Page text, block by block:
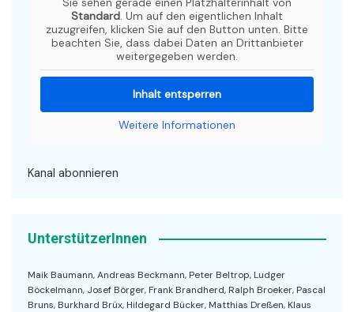
Standard. Um auf den eigentlichen Inhalt
zuzugreifen, klicken Sie auf den Button unten. Bitte
beachten Sie, dass dabei Daten an Drittanbieter
weitergegeben werden.
Inhalt entsperren
Weitere Informationen
Kanal abonnieren
UnterstützerInnen
Maik Baumann, Andreas Beckmann, Peter Beltrop, Ludger
Böckelmann, Josef Börger, Frank Brandherd, Ralph Broeker, Pascal
Bruns, Burkhard Brüx, Hildegard Bücker, Matthias Dreßen, Klaus